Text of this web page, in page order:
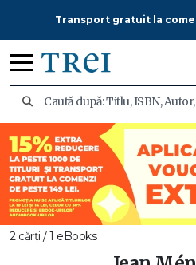
Transport gratuit la
2 cărți / 1 eBooks